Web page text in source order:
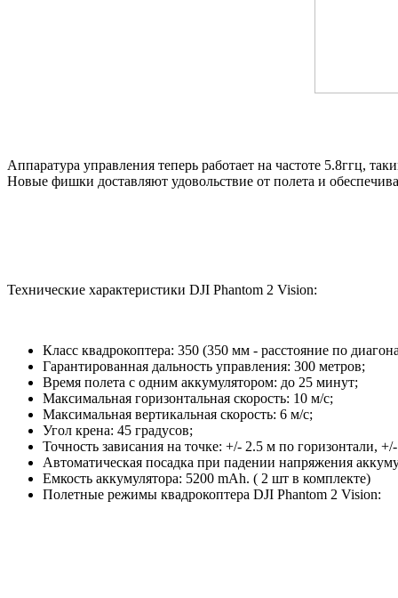
Аппаратура управления теперь работает на частоте 5.8ггц,
Новые фишки доставляют удовольствие от полета и
Технические характеристики DJI Phantom 2 Vision:
Класс квадрокоптера: 350 (350 мм - расстояние по
Гарантированная дальность управления: 300 метров;
Время полета с одним аккумулятором: до 25 минут;
Максимальная горизонтальная скорость: 10 м/с;
Максимальная вертикальная скорость: 6 м/с;
Угол крена: 45 градусов;
Точность зависания на точке: +/- 2.5 м по горизонтали,
Автоматическая посадка при падении напряжения
Емкость аккумулятора: 5200 mAh. ( 2 шт в комплекте)
Полетные режимы квадрокоптера DJI Phantom 2 Vision: